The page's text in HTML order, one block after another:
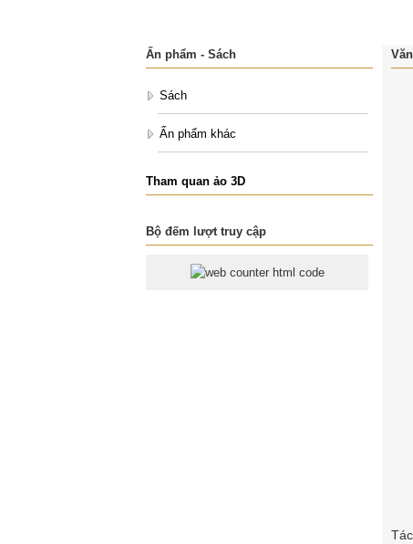
Ấn phẩm - Sách
Sách
Ấn phẩm khác
Tham quan ảo 3D
Bộ đếm lượt truy cập